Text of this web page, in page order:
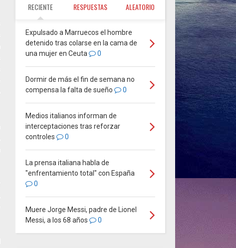
RECIENTE RESPUESTAS ALEATORIO
Expulsado a Marruecos el hombre
detenido tras colarse en la cama de
una mujer en Ceuta
0
Dormir de más el fin de semana no
compensa la falta de sueño
0
Medios italianos informan de
interceptaciones tras reforzar
controles
0
La prensa italiana habla de
"enfrentamiento total" con España
0
Muere Jorge Messi, padre de Lionel
Messi, a los 68 años
0